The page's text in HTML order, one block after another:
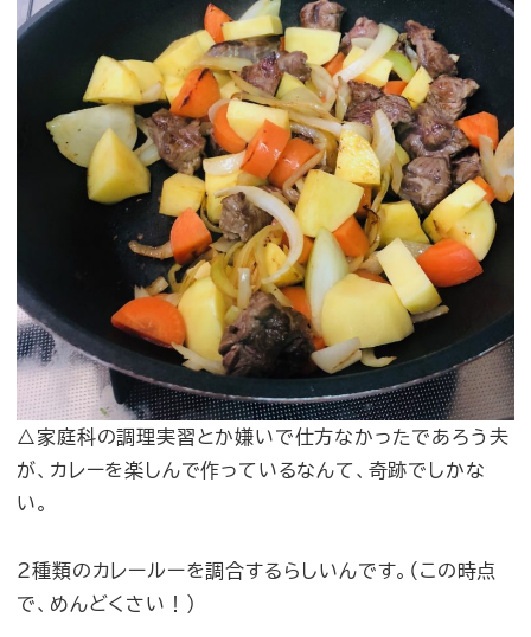
△家庭科の調理実習とか嫌いで仕方なかったであろう夫
が、カレーを楽しんで作っているなんて、奇跡でしかな
い。
2種類のカレールーを調合するらしいんです。（この時点
で、めんどくさい！）